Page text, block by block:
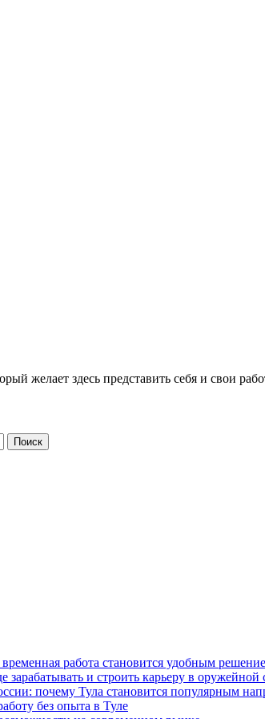
желает здесь представить себя и свои
временная работа становится удобным
зарабатывать и строить карьеру в оружейной
почему Тула становится популярным
без опыта в Туле